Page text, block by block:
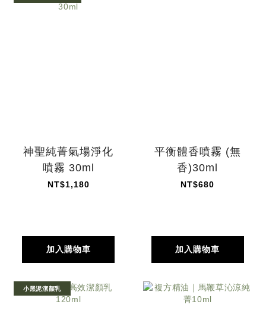
神聖純菁氣場淨化
噴霧 30ml
NT$1,180
加入購物車
平衡體香噴霧 (無
香)30ml
NT$680
加入購物車
小黑泥潔顏乳